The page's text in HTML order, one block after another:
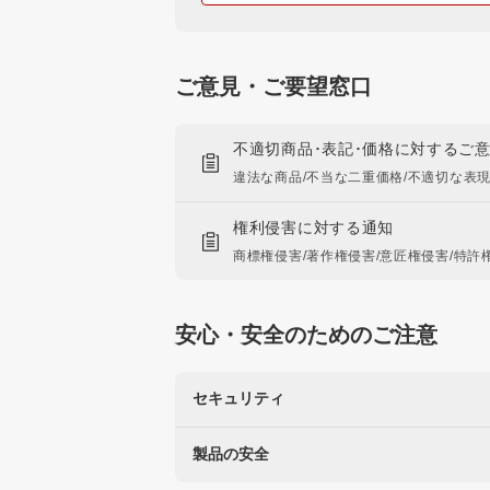
ご意見・ご要望窓口
不適切商品･表記･価格に対するご
違法な商品/不当な二重価格/不適切な表
権利侵害に対する通知
商標権侵害/著作権侵害/意匠権侵害/特許
安心・安全のためのご注意
セキュリティ
楽天を装った不正にご注意ください
製品の安全